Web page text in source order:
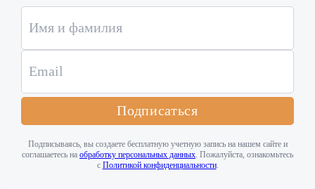
Подписаться
Подписываясь, вы создаете бесплатную учетную запись на нашем сайте и
соглашаетесь на обработку персональных данных . Пожалуйста, ознакомьтесь
с Политикой конфиденциальности.